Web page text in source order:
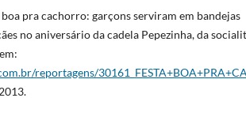
boa pra cachorro: garçons serviram em bandejas
no aniversário da cadela Pepezinha, da
reportagens/